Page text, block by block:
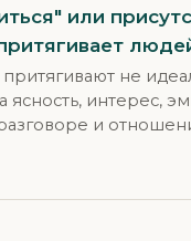
или
не
ясность, интерес,
и